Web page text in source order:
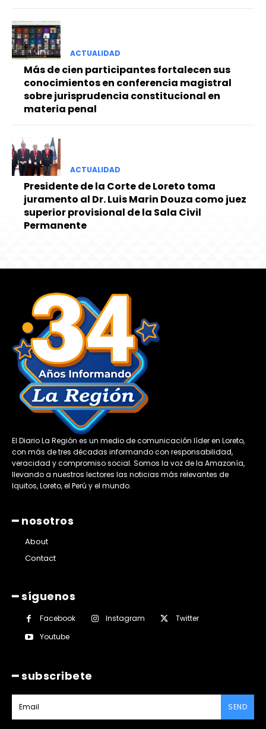
ACTUALIDAD
Más de cien participantes fortalecen sus
conocimientos en conferencia magistral
sobre jurisprudencia constitucional en
materia penal
ACTUALIDAD
Presidente de la Corte de Loreto toma
juramento al Dr. Luis Marin Douza como juez
superior provisional de la Sala Civil
Permanente
El Diario La Región es un medio de comunicación líder en Loreto,
con más de tres décadas informando con responsabilidad,
veracidad y compromiso social. Somos la voz de la Amazonía,
llevando a nuestros lectores las noticias más relevantes de
Iquitos, Loreto, el Perú y el mundo.
━ nosotros
About
Contact
━ síguenos
Facebook Instagram
Twitter
Youtube
━ subscribete
SEND